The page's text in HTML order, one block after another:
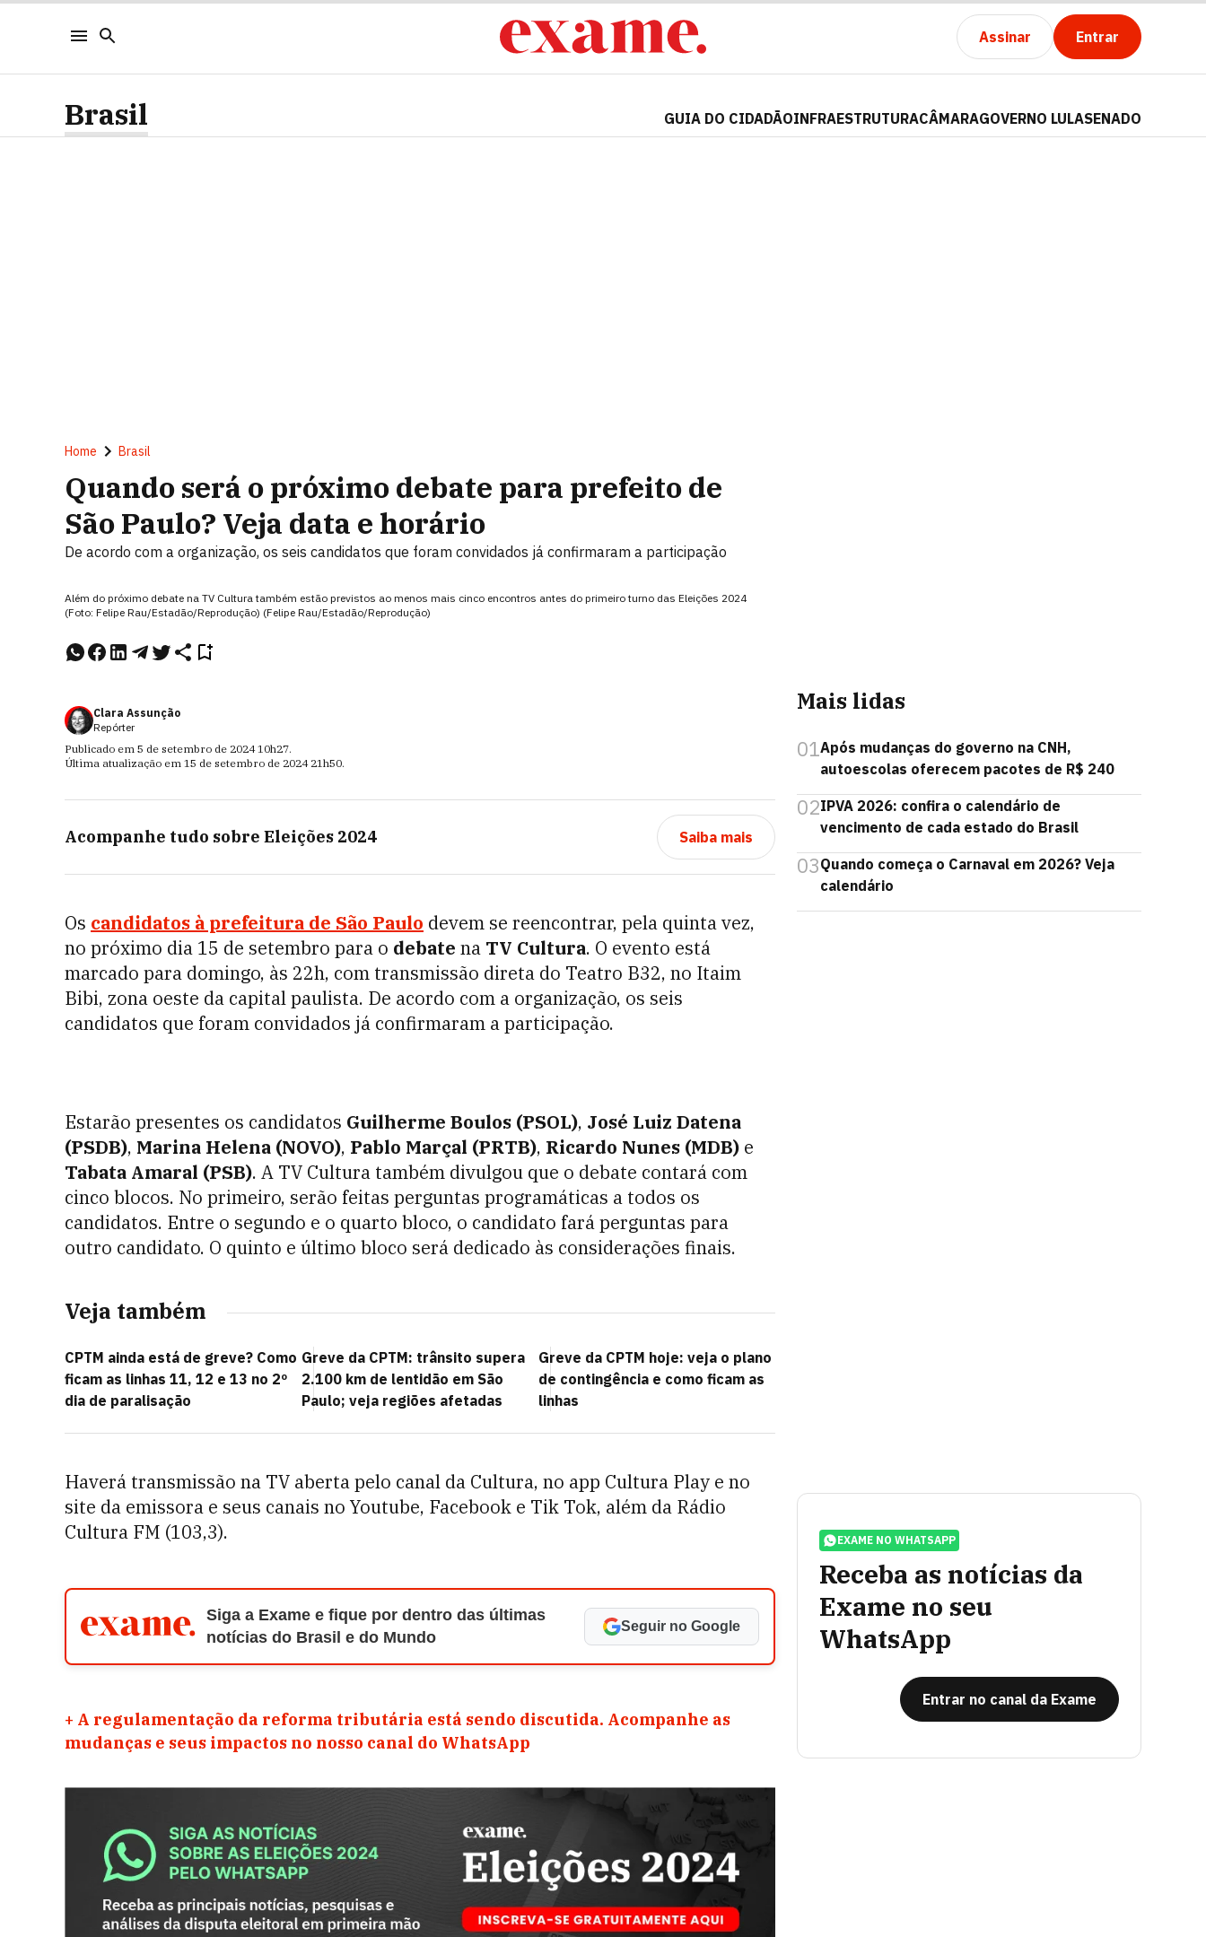
Assinar Entrar
Brasil GUIA DO CIDADÃOINFRAESTRUTURACÂMARAGOVERNO LULASENADO
Home Brasil
Quando será o próximo debate para prefeito de
São Paulo? Veja data e horário
De acordo com a organização, os seis candidatos que foram convidados já confirmaram a participação
Além do próximo debate na TV Cultura também estão previstos ao menos mais cinco encontros antes do primeiro turno das Eleições 2024
(Foto: Felipe Rau/Estadão/Reprodução) (Felipe Rau/Estadão/Reprodução)
Clara Assunção
Repórter
Publicado em 5 de setembro de 2024 10h27.
Última atualização em 15 de setembro de 2024 21h50.
Acompanhe tudo sobre Eleições 2024 Saiba mais
Os candidatos à prefeitura de São Paulo devem se reencontrar, pela quinta vez,
no próximo dia 15 de setembro para o debate na TV Cultura. O evento está
marcado para domingo, às 22h, com transmissão direta do Teatro B32, no Itaim
Bibi, zona oeste da capital paulista. De acordo com a organização, os seis
candidatos que foram convidados já confirmaram a participação.
Estarão presentes os candidatos Guilherme Boulos (PSOL), José Luiz Datena
(PSDB), Marina Helena (NOVO), Pablo Marçal (PRTB), Ricardo Nunes (MDB) e
Tabata Amaral (PSB). A TV Cultura também divulgou que o debate contará com
cinco blocos. No primeiro, serão feitas perguntas programáticas a todos os
candidatos. Entre o segundo e o quarto bloco, o candidato fará perguntas para
outro candidato. O quinto e último bloco será dedicado às considerações finais.
Veja também
CPTM ainda está de greve? Como
ficam as linhas 11, 12 e 13 no 2º
dia de paralisação
Greve da CPTM: trânsito supera
2.100 km de lentidão em São
Paulo; veja regiões afetadas
Greve da CPTM hoje: veja o plano
de contingência e como ficam as
linhas
Haverá transmissão na TV aberta pelo canal da Cultura, no app Cultura Play e no
site da emissora e seus canais no Youtube, Facebook e Tik Tok, além da Rádio
Cultura FM (103,3).
Siga a Exame e fique por dentro das últimas
notícias do Brasil e do Mundo
Seguir no Google
+ A regulamentação da reforma tributária está sendo discutida. Acompanhe as
mudanças e seus impactos no nosso canal do WhatsApp
Mais lidas
01Após mudanças do governo na CNH,
autoescolas oferecem pacotes de R$ 240
02IPVA 2026: confira o calendário de
vencimento de cada estado do Brasil
03Quando começa o Carnaval em 2026? Veja
calendário
EXAME NO WHATSAPP
Receba as notícias da
Exame no seu
WhatsApp
Entrar no canal da Exame